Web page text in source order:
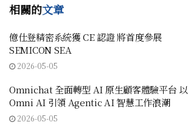
相關的文章
億仕登精密系統獲 CE 認證 將首度參展
SEMICON SEA
2026-05-05
Omnichat 全面轉型 AI 原生顧客體驗平台 以
Omni AI 引領 Agentic AI 智慧工作浪潮
2026-05-05